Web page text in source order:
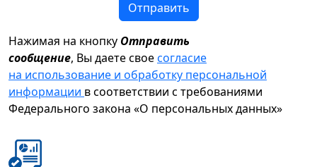
Отправить
Нажимая на кнопку Отправить
сообщение, Вы даете своесогласие
на использование и обработку персональной
информации в соответствии с требованиями
Федерального закона «О персональных данных»